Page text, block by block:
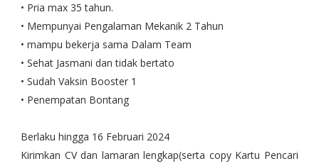
• Pria max 35 tahun.
• Mempunyai Pengalaman Mekanik 2 Tahun
• mampu bekerja sama Dalam Team
• Sehat Jasmani dan tidak bertato
• Sudah Vaksin Booster 1
• Penempatan Bontang
Berlaku hingga 16 Februari 2024
Kirimkan CV dan lamaran lengkap(serta copy Kartu Pencari